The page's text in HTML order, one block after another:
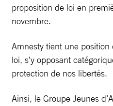
proposition de loi en
novembre.
Amnesty tient une
loi, s’y opposant
protection de nos libertés.
Ainsi, le Groupe Jeunes